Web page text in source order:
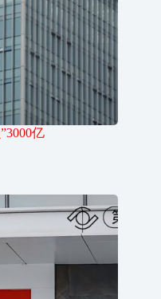
亿